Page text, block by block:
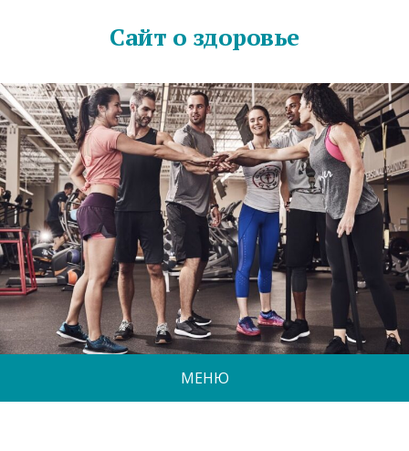
Сайт о здоровье
МЕНЮ